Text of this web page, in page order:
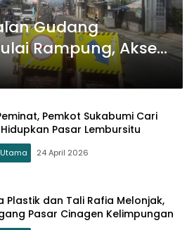
Gudang
Rampung, Akses
Bertahap
Pemkot Sukabumi Cari
Pasar Lembursitu
24 April 2026
Plastik dan Tali Rafia Melonjak,
Pasar Cinagen Kelimpungan